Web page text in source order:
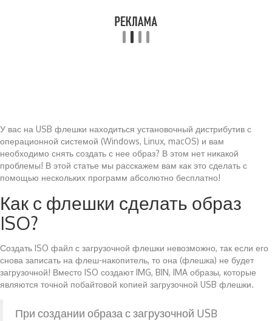
У вас на USB флешки находиться установочный дистрибутив с
операционной системой (Windows, Linux, macOS) и вам
необходимо снять создать с нее образ? В этом нет никакой
проблемы! В этой статье мы расскажем вам как это сделать с
помощью нескольких программ абсолютно бесплатно!
Как с флешки сделать образ
ISO?
Создать ISO файл с загрузочной флешки невозможно, так если его
снова записать на флеш-накопитель, то она (флешка) не будет
загрузочной! Вместо ISO создают IMG, BIN, IMA образы, которые
являются точной побайтовой копией загрузочной USB флешки.
При создании образа с загрузочной USB